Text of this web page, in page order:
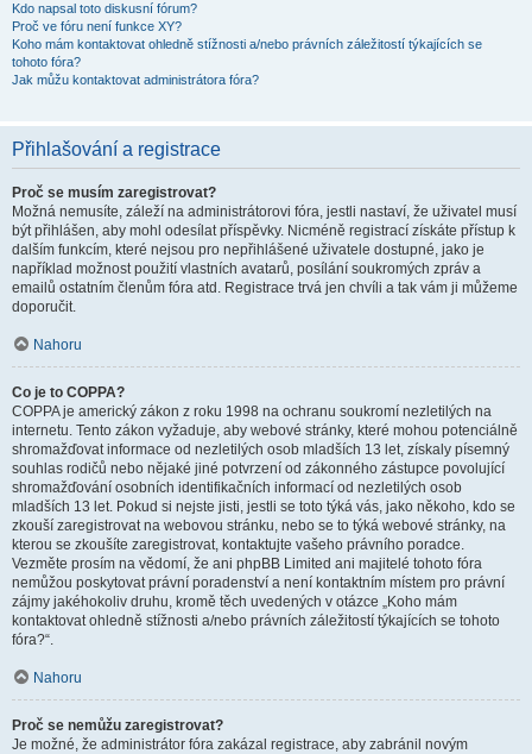
Kdo napsal toto diskusní fórum?
Proč ve fóru není funkce XY?
Koho mám kontaktovat ohledně stížnosti a/nebo právních záležitostí týkajících se
tohoto fóra?
Jak můžu kontaktovat administrátora fóra?
Přihlašování a registrace
Proč se musím zaregistrovat?
Možná nemusíte, záleží na administrátorovi fóra, jestli nastaví, že uživatel musí
být přihlášen, aby mohl odesílat příspěvky. Nicméně registrací získáte přístup k
dalším funkcím, které nejsou pro nepřihlášené uživatele dostupné, jako je
například možnost použití vlastních avatarů, posílání soukromých zpráv a
emailů ostatním členům fóra atd. Registrace trvá jen chvíli a tak vám ji můžeme
doporučit.
Nahoru
Co je to COPPA?
COPPA je americký zákon z roku 1998 na ochranu soukromí nezletilých na
internetu. Tento zákon vyžaduje, aby webové stránky, které mohou potenciálně
shromažďovat informace od nezletilých osob mladších 13 let, získaly písemný
souhlas rodičů nebo nějaké jiné potvrzení od zákonného zástupce povolující
shromažďování osobních identifikačních informací od nezletilých osob
mladších 13 let. Pokud si nejste jisti, jestli se toto týká vás, jako někoho, kdo se
zkouší zaregistrovat na webovou stránku, nebo se to týká webové stránky, na
kterou se zkoušíte zaregistrovat, kontaktujte vašeho právního poradce.
Vezměte prosím na vědomí, že ani phpBB Limited ani majitelé tohoto fóra
nemůžou poskytovat právní poradenství a není kontaktním místem pro právní
zájmy jakéhokoliv druhu, kromě těch uvedených v otázce „Koho mám
kontaktovat ohledně stížnosti a/nebo právních záležitostí týkajících se tohoto
fóra?“.
Nahoru
Proč se nemůžu zaregistrovat?
Je možné, že administrátor fóra zakázal registrace, aby zabránil novým